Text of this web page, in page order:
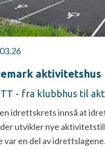
aktivitetshus
- fra klubbhus til
idrettskrets innså at
utvikler nye
var en del av